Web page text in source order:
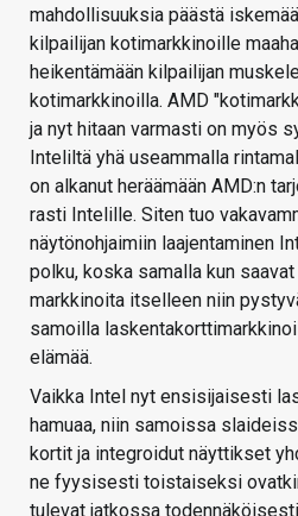
mahdollisuuksia päästä
kilpailijan kotimarkkinoille
heikentämään kilpailijan
kotimarkkinoilla. AMD
ja nyt hitaan varmasti on myös
Inteliltä yhä useammalla
on alkanut heräämään AMD:n
rasti Intelille. Siten tuo
näytönohjaimiin laajentaminen
polku, koska samalla kun
markkinoita itselleen niin
samoilla
elämää.
Vaikka Intel nyt ensisijaisesti
hamuaa, niin samoissa
kortit ja integroidut näyttikset
ne fyysisesti toistaiseksi
tulevat jatkossa